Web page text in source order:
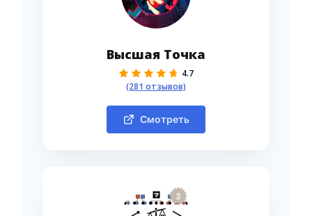
Высшая Точка
4.7
(281 отзывов)
Смотреть
3